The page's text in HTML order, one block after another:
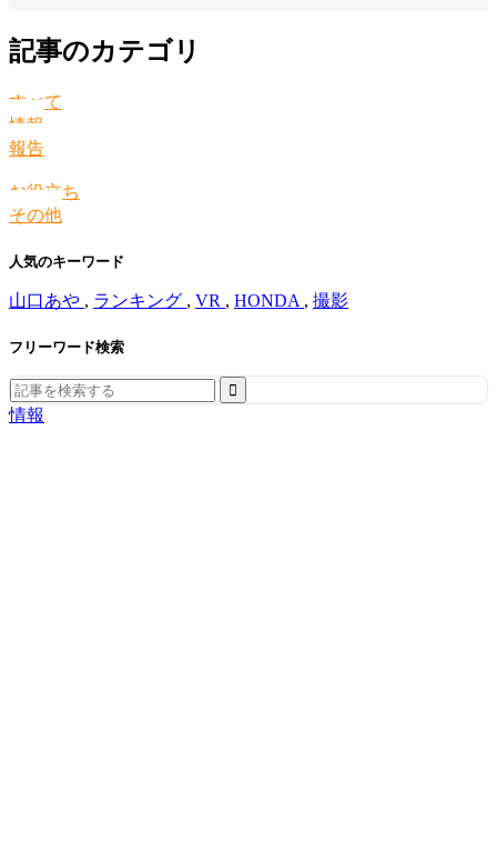
記事のカテゴリ
すべて
情報
報告
お役立ち
その他
人気のキーワード
山口あや , ランキング , VR , HONDA , 撮影
フリーワード検索
Search
for:
情報